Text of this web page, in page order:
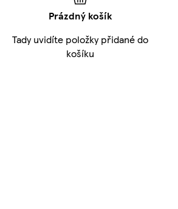
Prázdný košík
Tady uvidíte položky přidané do
košíku